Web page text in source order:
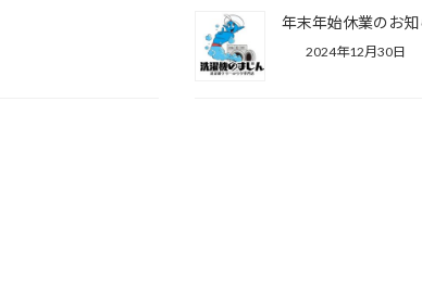
年末年始休業のお知
2024年12月30日